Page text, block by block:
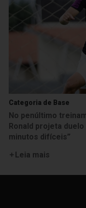
Categoria de Base
No penúltimo
Ronald projeta
minutos difíceis”
Leia mais